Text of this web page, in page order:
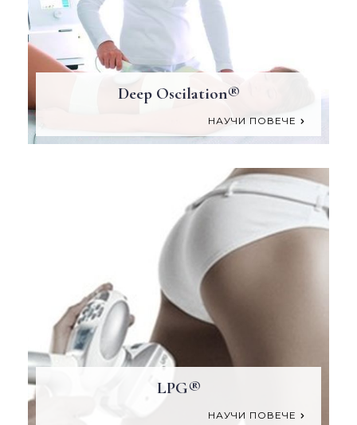
Deep Oscilation®
НАУЧИ ПОВЕЧЕ
LPG®
НАУЧИ ПОВЕЧЕ